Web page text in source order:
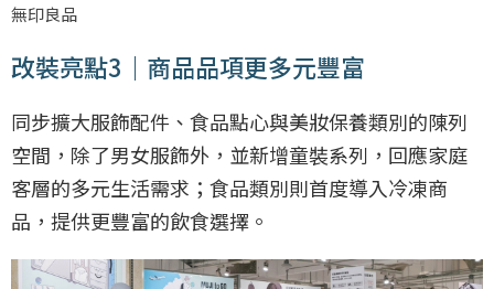
無印良品
改裝亮點3｜商品品項更多元豐富
同步擴大服飾配件、食品點心與美妝保養類別的陳列
空間，除了男女服飾外，並新增童裝系列，回應家庭
客層的多元生活需求；食品類別則首度導入冷凍商
品，提供更豐富的飲食選擇。